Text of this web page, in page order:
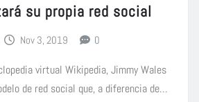
su propia red social
Nov 3, 2019 0
virtual Wikipedia, Jimmy Wales
de red social que, a diferencia de…